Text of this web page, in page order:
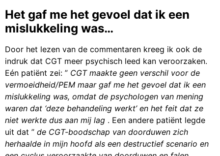
Het gaf me het gevoel dat ik een
mislukkeling was…
Door het lezen van de commentaren kreeg ik ook de
indruk dat CGT meer psychisch leed kan veroorzaken.
Eén patiënt zei: ” CGT maakte geen verschil voor de
vermoeidheid/PEM maar gaf me het gevoel dat ik een
mislukkeling was, omdat de psychologen van mening
waren dat ‘deze behandeling werkt’ en het feit dat ze
niet werkte dus aan mij lag . Een andere patiënt legde
uit dat ” de CGT-boodschap van doorduwen zich
herhaalde in mijn hoofd als een destructief scenario en